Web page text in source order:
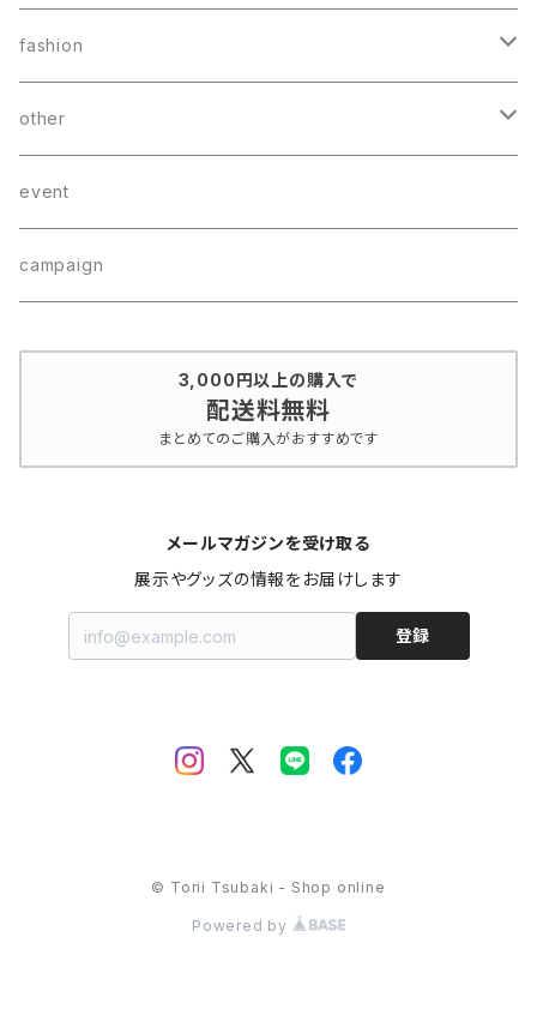
sticker
earring
charm
bracelet
hair accessory
fashion
bag
wear
other
CD
event
campaign
3,000円以上の購入で
配送料無料
まとめてのご購入がおすすめです
メールマガジンを受け取る
展示やグッズの情報をお届けします
登録
© Torii Tsubaki - Shop online
Powered by